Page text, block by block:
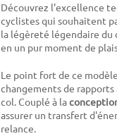
Découvrez l'excellence
cyclistes qui souhaitent
la légèreté légendaire du
en un pur moment de
Le point fort de ce
changements de rapports
col. Couplé à la
assurer un transfert
relance.